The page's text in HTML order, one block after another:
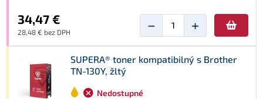
34,47 €
28,48 € bez DPH − +
SUPERA® toner kompatibilný s Brother
TN-130Y, žltý
Nedostupné